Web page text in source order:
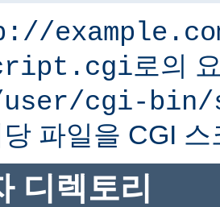
로의
user/cgi-
파일을 CGI
디렉토리